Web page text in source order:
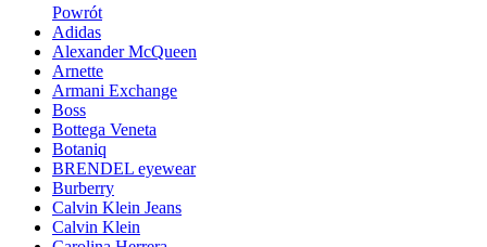
Powrót
Adidas
Alexander McQueen
Arnette
Armani Exchange
Boss
Bottega Veneta
Botaniq
BRENDEL eyewear
Burberry
Calvin Klein Jeans
Calvin Klein